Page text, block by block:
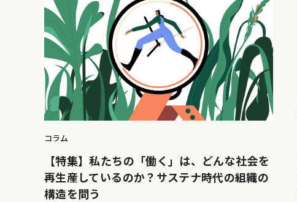
コラム
【特集】私たちの「働く」は、どんな社会を
再生産しているのか？サステナ時代の組織の
構造を問う